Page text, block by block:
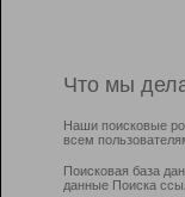
Что мы
Наши поисковые
всем
Поисковая база
данные Поиска